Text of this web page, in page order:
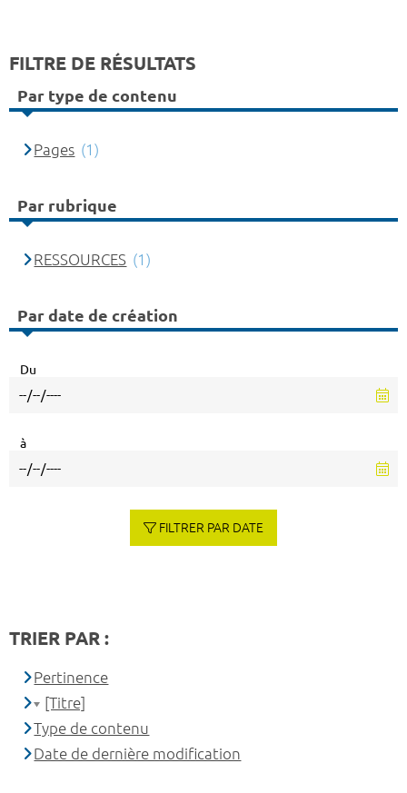
FILTRE DE RÉSULTATS
Par type de contenu
Pages (1)
Par rubrique
RESSOURCES (1)
Par date de création
Du
à
FILTRER PAR DATE
TRIER PAR :
Pertinence
[Titre]
Type de contenu
Date de dernière modification